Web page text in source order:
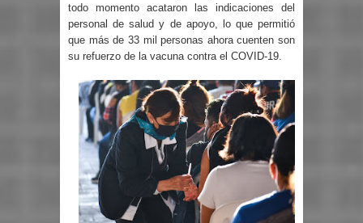
todo momento acataron las indicaciones del
personal de salud y de apoyo, lo que permitió
que más de 33 mil personas ahora cuenten son
su refuerzo de la vacuna contra el COVID-19.